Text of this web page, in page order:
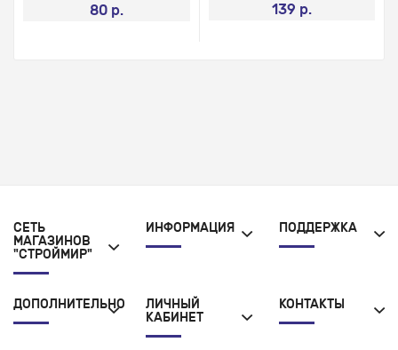
80 р. 139 р.
СЕТЬ
МАГАЗИНОВ
"СТРОЙМИР"
ИНФОРМАЦИЯ ПОДДЕРЖКА
ДОПОЛНИТЕЛЬНО
ЛИЧНЫЙ
КАБИНЕТ
КОНТАКТЫ